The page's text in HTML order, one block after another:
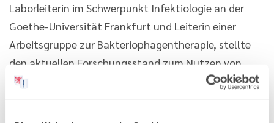
Laborleiterin im Schwerpunkt Infektiologie an der
Goethe-Universität Frankfurt und Leiterin einer
Arbeitsgruppe zur Bakteriophagentherapie, stellte
den aktuellen Forschungsstand zum Nutzen von
Bakteriophagen in der Medizin vor. Bakteriophagen
sind Viren, die ganz spezifisch Bakterien abtöten. Sie